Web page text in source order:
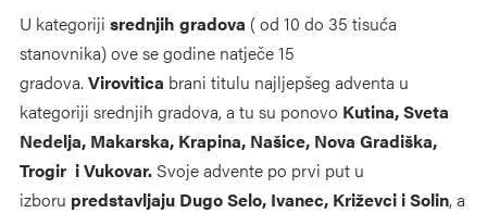
U kategoriji srednjih gradova ( od 10 do 35 tisuća
stanovnika) ove se godine natječe 15
gradova. Virovitica brani titulu najljepšeg adventa u
kategoriji srednjih gradova, a tu su ponovo Kutina, Sveta
Nedelja, Makarska, Krapina, Našice, Nova Gradiška,
Trogir i Vukovar. Svoje advente po prvi put u
izboru predstavljaju Dugo Selo, Ivanec, Križevci i Solin, a